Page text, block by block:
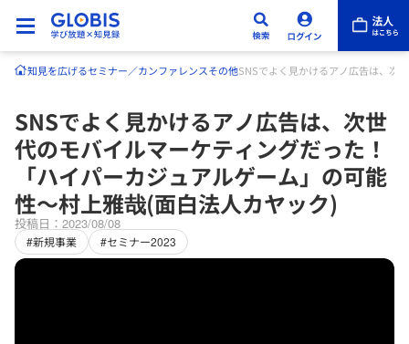
知見を広げるセミナー／カンファレンスその他SNSでよく見かけるアノ広告は、次
SNSでよく見かけるアノ広告は、次世
代のモバイルマーケティングだった！
「ハイパーカジュアルゲーム」の可能
性～村上雅哉(面白法人カヤック)
投稿日：2023/08/08
#新規事業 #セミナー2023